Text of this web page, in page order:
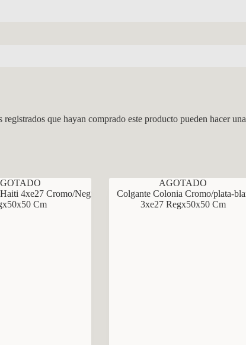
registrados que hayan comprado este producto pueden hacer una
AGOTADO